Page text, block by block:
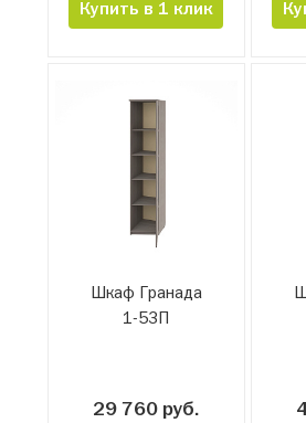
Купить в 1 клик
Шкаф Гранада
1-53П
29 760 руб.